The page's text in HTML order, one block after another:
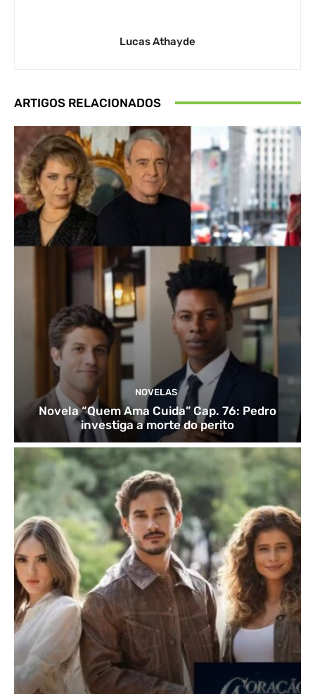
Lucas Athayde
ARTIGOS RELACIONADOS
NOVELAS
Novela “Quem Ama Cuida” Cap. 76: Pedro
investiga a morte do perito